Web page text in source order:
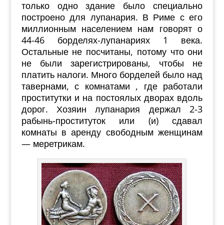
только одно здание было специально
построено для лупанария. В Риме с его
миллионным населением нам говорят о
44-46 борделях-лупанариях 1 века.
Остальные не посчитаны, потому что они
не были зарегистрированы, чтобы не
платить налоги. Много борделей было над
тавернами, с комнатами , где работали
проститутки и на постоялых дворах вдоль
дорог. Хозяин лупанария держал 2-3
рабынь-проституток или (и) сдавал
комнаты в аренду свободным женщинам
— меретрикам.